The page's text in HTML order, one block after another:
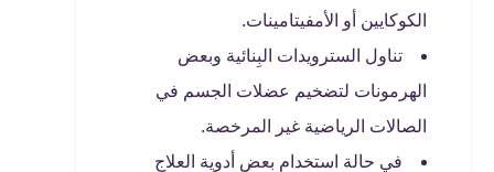
الكوكايين أو الأمفيتامينات.
تناول السترويدات البِنائية وبعض
الهرمونات لتضخيم عضلات الجسم في
الصالات الرياضية غير المرخصة.
في حالة استخدام بعض أدوية العلاج